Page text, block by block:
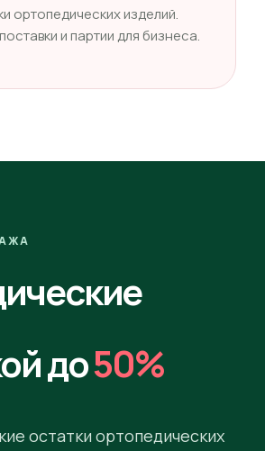
ортопедических изделий.
и партии для бизнеса.
до50%
остатки ортопедических